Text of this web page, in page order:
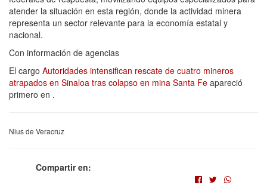
atender la situación en esta región, donde la actividad minera
representa un sector relevante para la economía estatal y
nacional.
Con información de agencias
El cargo Autoridades intensifican rescate de cuatro mineros
atrapados en Sinaloa tras colapso en mina Santa Fe apareció
primero en .
Nius de Veracruz
Compartir en: